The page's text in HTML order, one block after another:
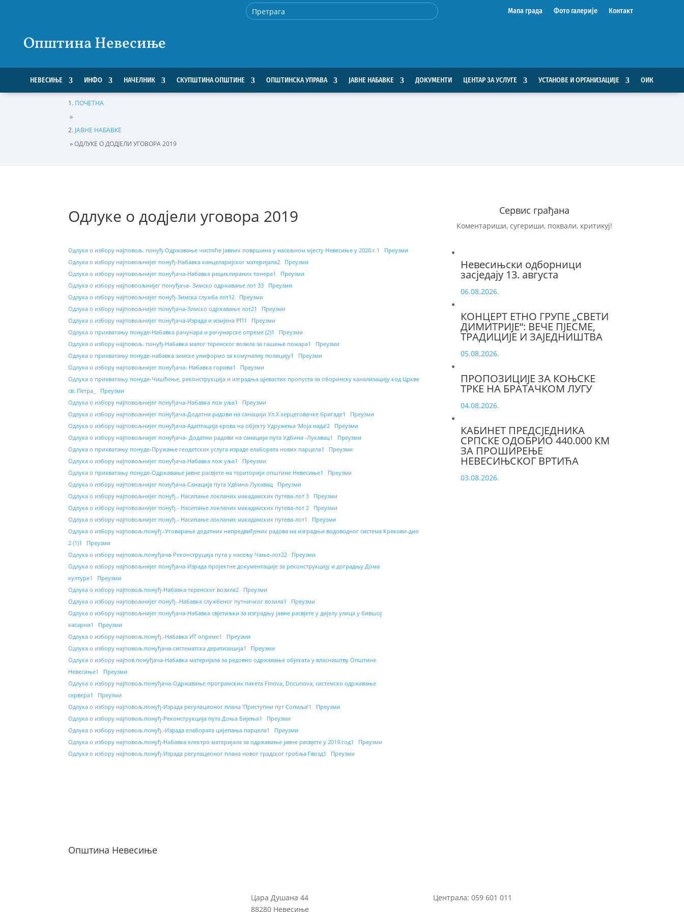
Мапа града Фото галерије Контакт
Општина Невесиње
НЕВЕСИЊЕ ИНФО НАЧЕЛНИК СКУПШТИНА ОПШТИНЕ ОПШТИНСКА УПРАВА ЈАВНЕ НАБАВКЕ ДОКУМЕНТИ ЦЕНТАР ЗА УСЛУГЕ УСТАНОВЕ И ОРГАНИЗАЦИЈЕ ОИК
ПОЧЕТНА
»
ЈАВНЕ НАБАВКЕ
»ОДЛУКЕ О ДОДЈЕЛИ УГОВОРА 2019
Одлуке о додјели уговора 2019
Одлука о избору најповољ. понуђ-Одржавање чистоће јавних површина у насељном мјесту Невесиње у 2020.г.1
Преузми
Одлука о избору најповољнијег понуђ-Набавка канцеларијског материјала2
Преузми
Одлука о избору најповољнијег понуђача-Набавка рециклираних тонера1
Преузми
Одлука о избору најповоољнијег понуђача- Зимско одржавање лот 33
Преузми
Одлука о избору најповољнијег понуђ-Зимска служба лот12
Преузми
Oдлука о избору најповољнијег понуђача-Зимско одржавање лот21
Преузми
Одлука о избору најповољнијег понуђача-Израда и измјена РП1
Преузми
Одлука о прихватању понуде-Набавка рачунара и рачунарске опреме (2)1
Преузми
Одлука о избору најповољ. понуђ-Набавка малог теренског возила за гашење пожара1
Преузми
Oдлука о прихватању понуде-набавка зимске униформо за комуналну полицију1
Преузми
Одлука о избору најповољнијег понуђача- Набавка горива1
Преузми
Одлука о прихватању понуде-Чишћење, реконструкција и изградња цјевастих пропуста за оборинску канализацију код Цркве
св. Петра_
Преузми
Одлука о избору најповољнијег понуђача-Набавка лож уља1
Преузми
Oдлука о избору најповољнијег понуђача-Додатни радови на санацији Ул.Х херцеговачке бригаде1
Преузми
Одлука о избору најповољнијег понуђача-Адаптација крова на објекту Удружења ‘Моја нада’2
Преузми
Одлука о избору најповољнијег понуђача- Додатни радови на санацији пута Удбина -Лукавац1
Преузми
Одлука о прихватању понуде-Пружање геодетских услуга израде елабората нових парцела1
Преузми
Одлука о избору најповољнијег понуђача-Набавка лож уља1
Преузми
Одлука о прихватању понуде-Одржавање јавне расвјете на територији општине Невесиње1
Преузми
Одлука о избору најповољнијег понуђача-Санација пута Удбина-Лукавац
Преузми
Одлука о избору најповољнијег понуђ.- Насипање локланих макадамских путева-лот 3
Преузми
Одлука о избору најповољнијег понуђ.- Насипање локланих макадамских путева-лот 2
Преузми
Одлука о избору најповољнијег понуђ.- Насипање локланих макадамских путева-лот1
Преузми
Oдлука о избору најповољ.понуђ.-Уговарање додатних непредвиђених радова на изградњи водоводног система Крекови-дио
2 (1)1
Преузми
Одлука о избору најповољ.понуђача-Реконструција пута у насељу Чање-лот22
Преузми
Одлука о избору најповољнијег понуђача-Израда пројектне документације за реконструкцију и доградњу Дома
културе1
Преузми
Oдлука о избору најповољ.понуђ-Набавка теренског возила2
Преузми
Одлука о избору најповољнијег понуђ.-Набавка службеног путничког возила1
Преузми
Одлука о избору најповољнијег понуђача-Набавка свјетиљки за изградњу јавне расвјете у дијелу улица у бившој
касарни1
Преузми
Одлука о избору најповољ.понуђ.-Набавка ИТ опреме1
Преузми
Одлука о избору најповољ.понуђача-систематска дератизација1
Преузми
Одлука о избору најпов.понуђача-Набавка материјала за редовно одржавање објеката у власништву Општине
Невесиње1
Преузми
Одлука о избору најповољ.понуђача-Одржавање програмских пакета Finova, Docunova, системско одржавање
сервера1
Преузми
Одлука о избору најповољ.понуђ-Израда регулационог плана ‘Приступни пут Сопиља’1
Преузми
Одлука о избору најповољ.понуђ-Реконструкција пута Доња Бијења1
Преузми
Одлука о избору најповољ.понуђ.-Израда елабората цијепања парцела1
Преузми
Одлука о избору најповољ.понуђ-Набавка електро материјала за одржавање јавне расвјете у 2019.год1
Преузми
Одлука о избору најповољ.понуђ-Израда регулационог плана новог градског гробља Гвозд1
Преузми
Сервис грађана
Коментариши, сугериши, похвали, критикуј!
Невесињски одборници
засједају 13. августа
06.08.2026.
КОНЦЕРТ ЕТНО ГРУПЕ „СВЕТИ
ДИМИТРИЈЕ“: ВЕЧЕ ПЈЕСМЕ,
ТРАДИЦИЈЕ И ЗАЈЕДНИШТВА
05.08.2026.
ПРОПОЗИЦИЈЕ ЗА КОЊСКЕ
ТРКЕ НА БРАТАЧКОМ ЛУГУ
04.08.2026.
КАБИНЕТ ПРЕДСЈЕДНИКА
СРПСКЕ ОДОБРИО 440.000 КМ
ЗА ПРОШИРЕЊЕ
НЕВЕСИЊСКОГ ВРТИЋА
03.08.2026.
Општина Невесиње
Цара Душана 44
88280 Невесиње
Централа: 059 601 011